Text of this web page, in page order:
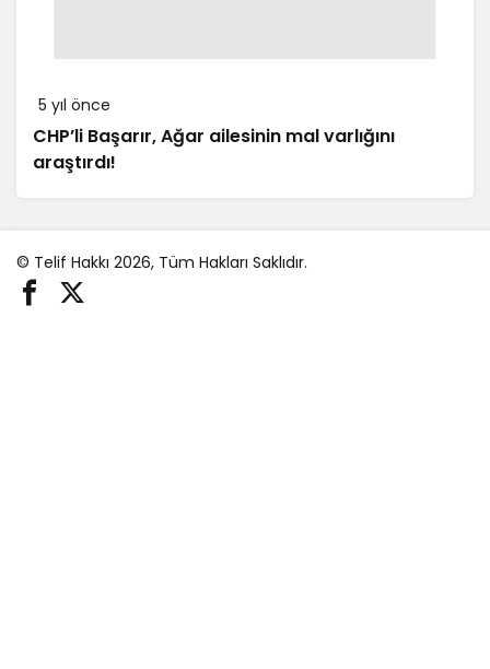
5 yıl önce
CHP’li Başarır, Ağar ailesinin mal varlığını
araştırdı!
© Telif Hakkı 2026, Tüm Hakları Saklıdır.